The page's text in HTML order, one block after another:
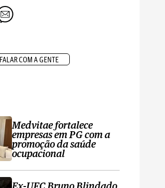
FALAR COM A GENTE
Medvitae fortalece
empresas em PG com a
promoção da saúde
ocupacional